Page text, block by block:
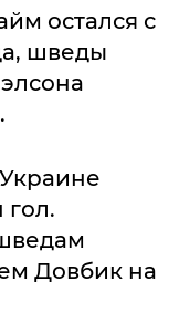
остался с
шведы
гол.
Довбик на